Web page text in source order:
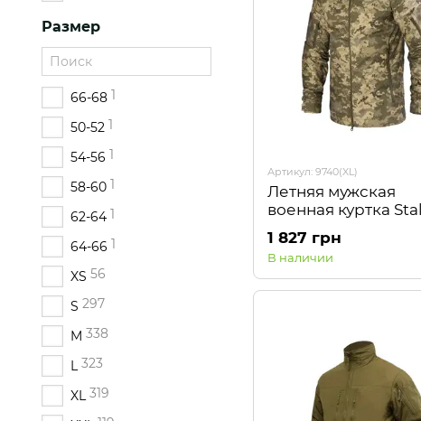
Артикул: 9740(XL)
Летняя мужская
военная куртка
3.0 Twill Пиксель
Camotec
1 827 грн
В наличии
Размер
66-68 1
50-52 1
54-56 1
58-60 1
62-64 1
64-66 1
XS 56
S 297
M 338
L 323
XL 319